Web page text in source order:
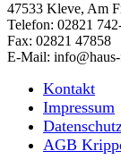
47533 Kleve, Am
Telefon: 02821
Fax: 02821 47858
E-Mail:
Kontakt
Impressum
AGB